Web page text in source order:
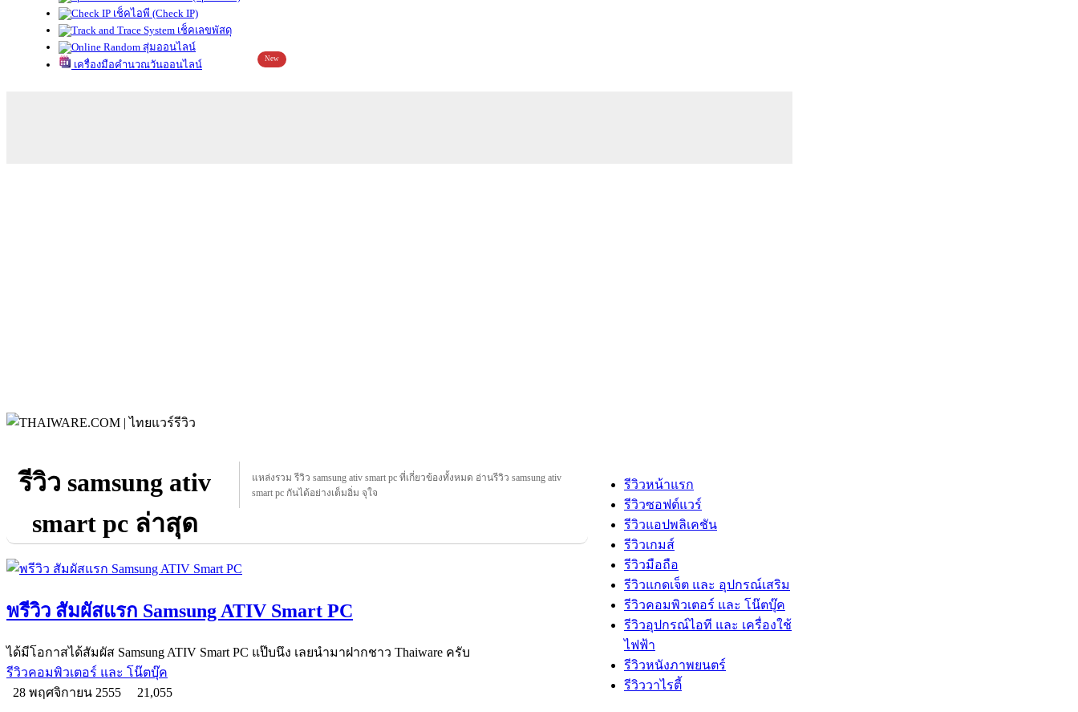
เช็คไอพี (Check IP)
เช็คเลขพัสดุ
สุ่มออนไลน์
เครื่องมือคำนวณวันออนไลน์
New
รีวิว samsung ativ
smart pc ล่าสุด
แหล่งรวม รีวิว samsung ativ smart pc ที่เกี่ยวข้องทั้งหมด อ่านรีวิว samsung ativ
smart pc กันได้อย่างเต็มอิ่ม จุใจ
พรีวิว สัมผัสแรก Samsung ATIV Smart PC
ได้มีโอกาสได้สัมผัส Samsung ATIV Smart PC แป๊บนึง เลยนำมาฝากชาว Thaiware ครับ
รีวิวคอมพิวเตอร์ และ โน๊ตบุ๊ค
28 พฤศจิกายน 2555
21,055
รีวิวหน้าแรก
รีวิวซอฟต์แวร์
รีวิวแอปพลิเคชัน
รีวิวเกมส์
รีวิวมือถือ
รีวิวแกดเจ็ต และ อุปกรณ์เสริม
รีวิวคอมพิวเตอร์ และ โน๊ตบุ๊ค
รีวิวอุปกรณ์ไอที และ เครื่องใช้
ไฟฟ้า
รีวิวหนังภาพยนตร์
รีวิววาไรตี้